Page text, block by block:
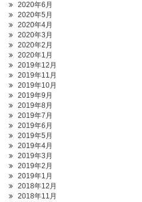
2020年6月
2020年5月
2020年4月
2020年3月
2020年2月
2020年1月
2019年12月
2019年11月
2019年10月
2019年9月
2019年8月
2019年7月
2019年6月
2019年5月
2019年4月
2019年3月
2019年2月
2019年1月
2018年12月
2018年11月